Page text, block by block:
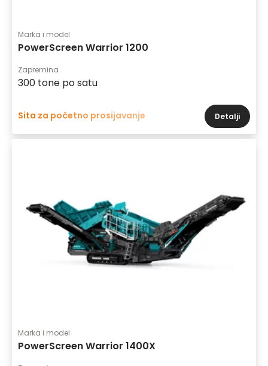
Marka i model
PowerScreen Warrior 1200
Zapremina
300 tone po satu
Sita za početno prosijavanje Detalji
Marka i model
PowerScreen Warrior 1400X